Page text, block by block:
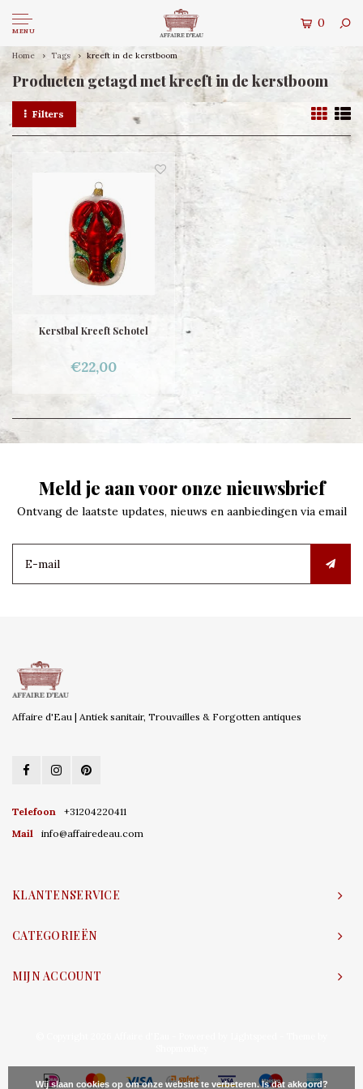
MENU
0
Home Tags kreeft in de kerstboom
Producten getagd met kreeft in de kerstboom
Filters
Kerstbal Kreeft Schotel
€22,00
Meld je aan voor onze nieuwsbrief
Ontvang de laatste updates, nieuws en aanbiedingen via email
Affaire d'Eau | Antiek sanitair, Trouvailles & Forgotten antiques
Telefoon
+31204220411
Mail
info@affairedeau.com
KLANTENSERVICE
CATEGORIEËN
MIJN ACCOUNT
Wij slaan cookies op om onze website te verbeteren. Is dat akkoord?